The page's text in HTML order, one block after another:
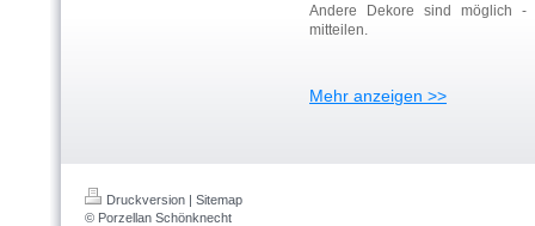
Andere Dekore sind möglich -
mitteilen.
Mehr anzeigen >>
Druckversion | Sitemap
© Porzellan Schönknecht